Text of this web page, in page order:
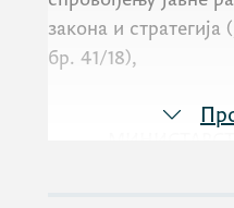
закона и
бр. 41/18),